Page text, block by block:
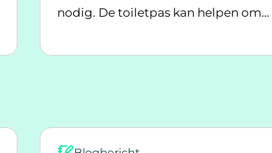
toiletpas?
nodig. De toiletpas kan helpen om